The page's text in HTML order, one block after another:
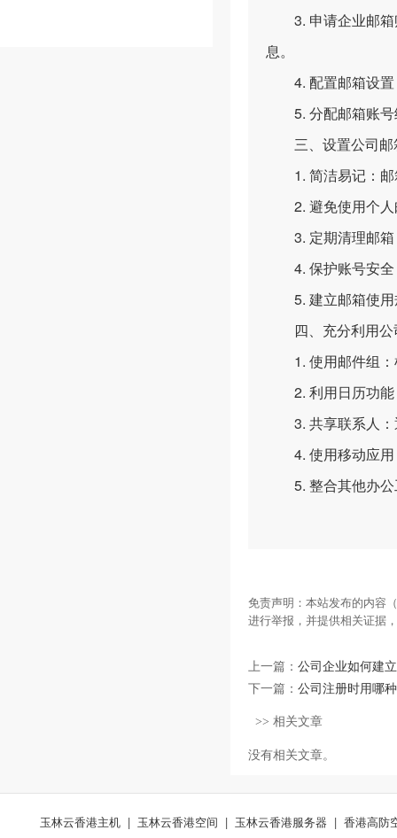
3. 申请企业邮箱
息。
4. 配置邮箱设置
5. 分配邮箱账号
三、设置公司邮
1. 简洁易记：邮
2. 避免使用个人
3. 定期清理邮箱
4. 保护账号安全
5. 建立邮箱使用
四、充分利用公
1. 使用邮件组：
2. 利用日历功能
3. 共享联系人：
4. 使用移动应用
5. 整合其他办公
免责声明：本站发布的内容
进行举报，并提供相关证据
上一篇： 公司企业如何建
下一篇： 公司注册时用哪
>> 相关文章
没有相关文章。
玉林云香港主机 | 玉林云香港空间 | 玉林云香港服务器 | 香港高防